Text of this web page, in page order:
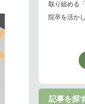
取り組める
院卒を活か
記事を探